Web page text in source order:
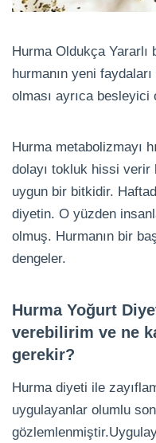
Hurma Oldukça
hurmanın yeni faydaları
olması ayrıca besleyici
Hurma metabolizmayı
dolayı tokluk hissi verir
uygun bir bitkidir.
diyetin. O yüzden
olmuş. Hurmanın bir
dengeler.
Hurma Yoğurt
verebilirim ve ne
gerekir?
Hurma diyeti ile
uygulayanlar olumlu